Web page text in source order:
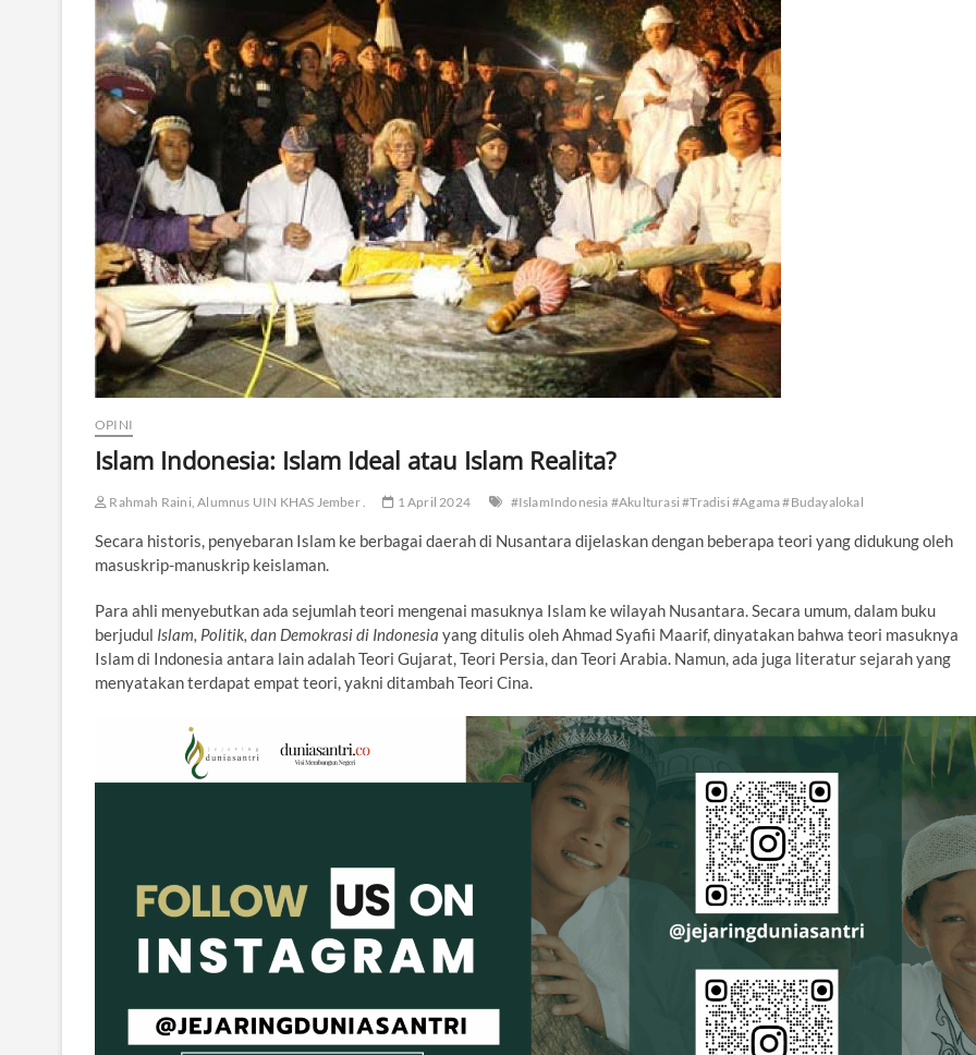
OPINI
Islam Indonesia: Islam Ideal atau Islam Realita?
Rahmah Raini, Alumnus UIN KHAS Jember . 1 April 2024 #IslamIndonesia #Akulturasi #Tradisi #Agama #Budayalokal
Secara historis, penyebaran Islam ke berbagai daerah di Nusantara dijelaskan dengan beberapa teori yang didukung oleh
masuskrip-manuskrip keislaman.
Para ahli menyebutkan ada sejumlah teori mengenai masuknya Islam ke wilayah Nusantara. Secara umum, dalam buku
berjudul Islam, Politik, dan Demokrasi di Indonesia yang ditulis oleh Ahmad Syafii Maarif, dinyatakan bahwa teori masuknya
Islam di Indonesia antara lain adalah Teori Gujarat, Teori Persia, dan Teori Arabia. Namun, ada juga literatur sejarah yang
menyatakan terdapat empat teori, yakni ditambah Teori Cina.